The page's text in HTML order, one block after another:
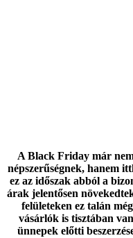
A Black Friday már
népszerűségnek, hanem
ez az időszak abból a
árak jelentősen
felületeken ez talán
vásárlók is tisztában
ünnepek előtti